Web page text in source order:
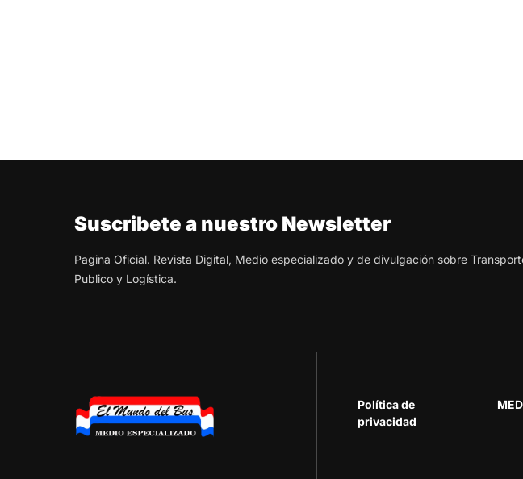
Suscribete a nuestro Newsletter
Pagina Oficial. Revista Digital, Medio especializado y de divulgación sobre
Publico y Logística.
Política de
privacidad